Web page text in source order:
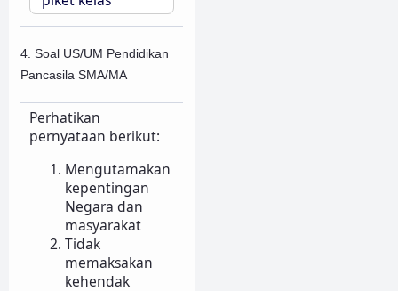
4. Soal US/UM Pendidikan
Pancasila SMA/MA
Perhatikan
pernyataan berikut:
Mengutamakan
kepentingan
Negara dan
masyarakat
Tidak
memaksakan
kehendak